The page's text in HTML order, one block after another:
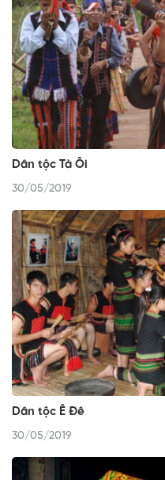
Dân tộc Tà Ôi
30/05/2019
Dân tộc Ê Đê
30/05/2019